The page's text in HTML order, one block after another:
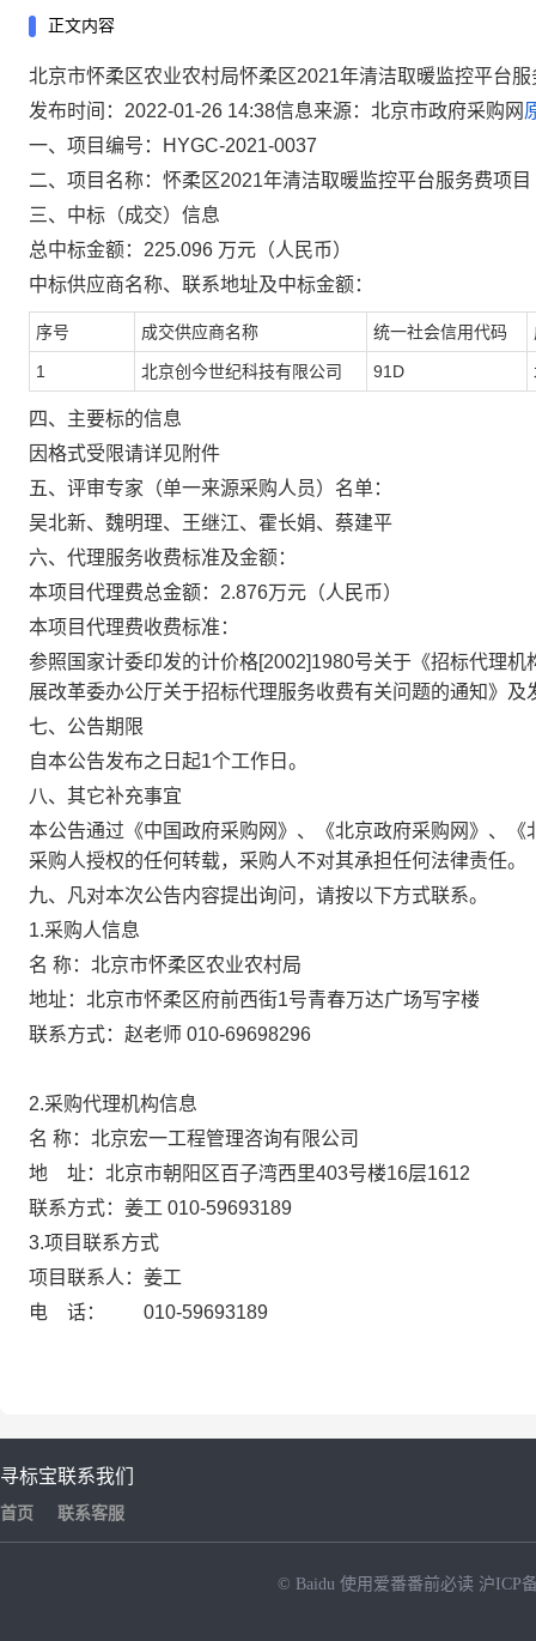
正文内容
北京市怀柔区农业农村局怀柔区2021年清洁取暖监控平台
发布时间：2022-01-26 14:38信息来源： 北京市政府采购网
一、项目编号：HYGC-2021-0037
二、项目名称：怀柔区2021年清洁取暖监控平台服务费项目
三、中标（成交）信息
总中标金额： 225.096 万元（人民币）
中标供应商名称、联系地址及中标金额：
序号 成交供应商名称 统一社会信用代码
1 北京创今世纪科技有限公司 91D
四、主要标的信息
因格式受限请详见附件
五、评审专家（单一来源采购人员）名单：
吴北新、魏明理、王继江、霍长娟、蔡建平
六、代理服务收费标准及金额：
本项目代理费总金额：2.876万元（人民币）
本项目代理费收费标准：
参照国家计委印发的计价格[2002]1980号关于《招标代理
展改革委办公厅关于招标代理服务收费有关问题的通知》
七、公告期限
自本公告发布之日起1个工作日。
八、其它补充事宜
本公告通过《中国政府采购网》、《北京政府采购网》、
采购人授权的任何转载，采购人不对其承担任何法律责任。
九、凡对本次公告内容提出询问，请按以下方式联系。
1.采购人信息
名 称：北京市怀柔区农业农村局
地址：北京市怀柔区府前西街1号青春万达广
联系方式：赵老师 010-69698296
2.采购代理机构信息
名 称：北京宏一工程管理咨询有限
地 址：北京市朝阳区百子湾西里403
联系方式：姜工 010-59693189
3.项目联系方式
项目联系人：姜工
电 话： 010-59693189
寻标宝
首页
联系我们
联系客服
© Baidu 使用爱番番前必读 沪ICP